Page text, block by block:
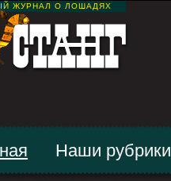
ЖУРНАЛ О ЛОШАДЯХ
Наши рубрики